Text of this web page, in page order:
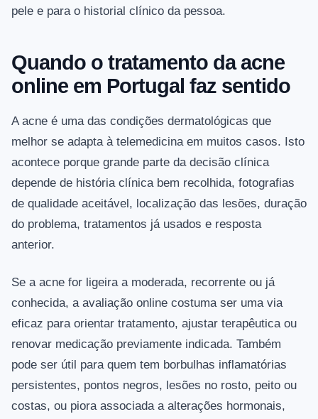
pele e para o historial clínico da pessoa.
Quando o tratamento da acne
online em Portugal faz sentido
A acne é uma das condições dermatológicas que
melhor se adapta à telemedicina em muitos casos. Isto
acontece porque grande parte da decisão clínica
depende de história clínica bem recolhida, fotografias
de qualidade aceitável, localização das lesões, duração
do problema, tratamentos já usados e resposta
anterior.
Se a acne for ligeira a moderada, recorrente ou já
conhecida, a avaliação online costuma ser uma via
eficaz para orientar tratamento, ajustar terapêutica ou
renovar medicação previamente indicada. Também
pode ser útil para quem tem borbulhas inflamatórias
persistentes, pontos negros, lesões no rosto, peito ou
costas, ou piora associada a alterações hormonais,